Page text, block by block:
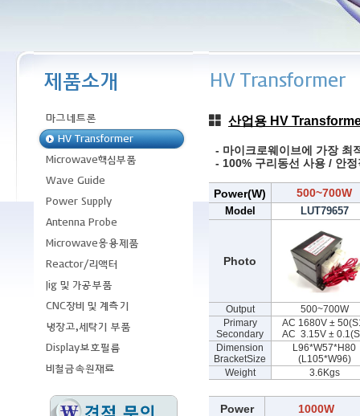
산업용 HV
- 마이크로웨이브에 가장
- 100% 구리동선 사용 / 안
Power(W) 500~700W
Model LUT79657
Photo
Output
500~700W
Primary
Secondary
AC 1680V ±
AC 3.15V ±
Dimension
BracketSize
L96*W57*H80
(L105*W96)
Weight
3.6Kgs
Power 1000W